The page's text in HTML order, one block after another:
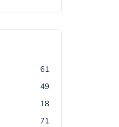
61
49
18
71